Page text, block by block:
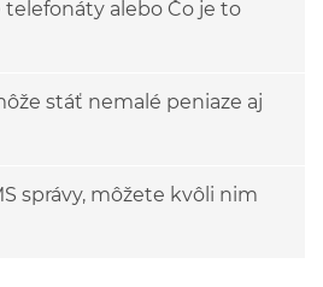
alebo Čo je to
stáť nemalé peniaze aj
správy, môžete kvôli nim